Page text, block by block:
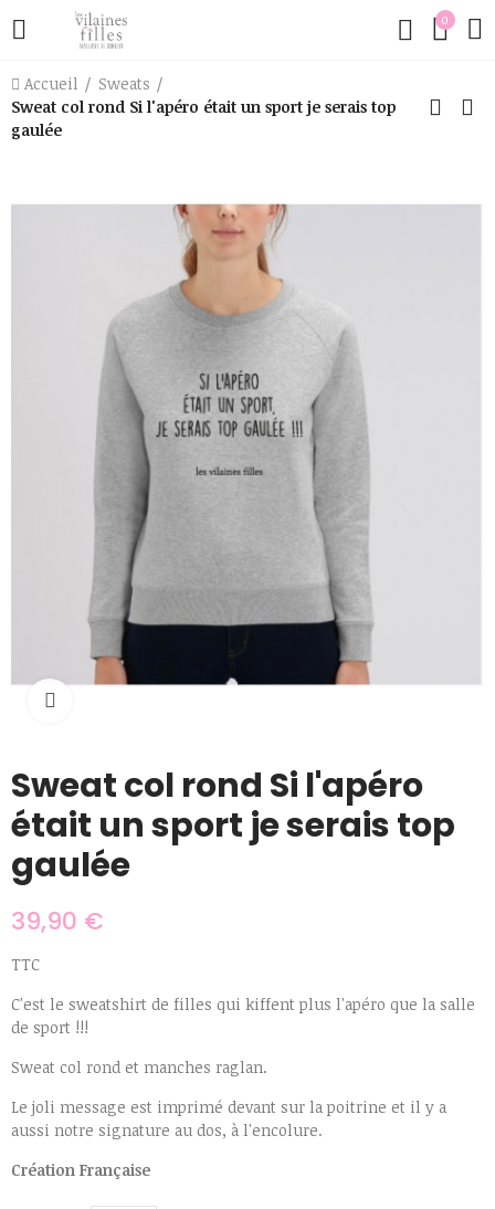
0
Accueil
Sweats
Sweat col rond Si l'apéro était un sport je serais top
gaulée
Sweat col rond Si l'apéro
était un sport je serais top
gaulée
39,90 €
TTC
C'est le sweatshirt de filles qui kiffent plus l'apéro que la salle
de sport !!!
Sweat col rond et manches raglan.
Le joli message est imprimé devant sur la poitrine et il y a
aussi notre signature au dos, à l'encolure.
Création Française